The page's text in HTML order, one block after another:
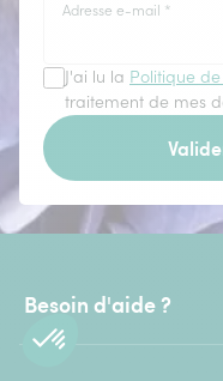
Adresse e-mail *
J'ai lu la Politique
traitement de mes
Besoin d'aide ?